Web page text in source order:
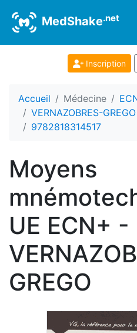
MedShake.net
Inscription
Accueil Médecine
VERNAZOBRES-GREGO
9782818314517
Moyens
UE ECN+ -
GREGO